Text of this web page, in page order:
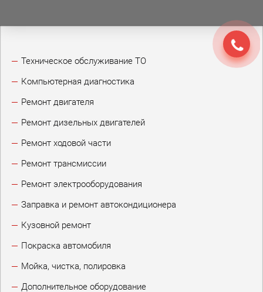
Техническое обслуживание ТО
Компьютерная диагностика
Ремонт двигателя
Ремонт дизельных двигателей
Ремонт ходовой части
Ремонт трансмиссии
Ремонт электрооборудования
Заправка и ремонт автокондиционера
Кузовной ремонт
Покраска автомобиля
Мойка, чистка, полировка
Дополнительное оборудование